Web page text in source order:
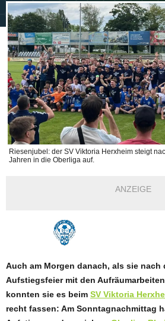
Riesenjubel: der SV Viktoria Herxheim steigt
Jahren in die Oberliga auf.
ANZEIGE
Auch am Morgen danach, als sie nach
Aufstiegsfeier mit den
konnten sie es beim SV Viktoria
recht fassen: Am Sonntagnachmittag